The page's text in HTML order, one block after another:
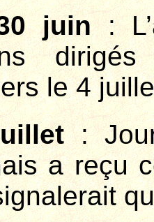
juin:
le 4
:
a reçu